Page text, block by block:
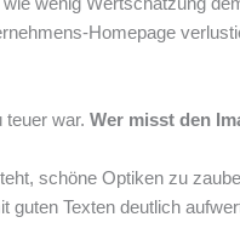
Homepage
teuer war. Wer misst den
schöne Optiken zu
guten Texten deutlich